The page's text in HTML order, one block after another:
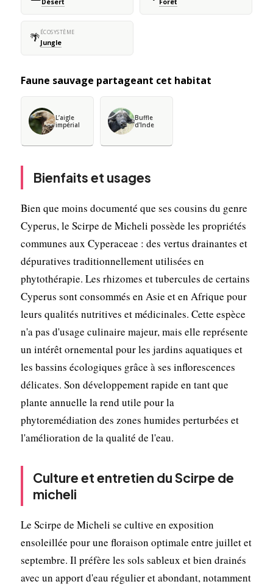
Désert Forêt
🌴ÉCOSYSTÈME
Jungle
Faune sauvage partageant cet habitat
L’aigle
impérial
Buffle
d'Inde
Bienfaits et usages
Bien que moins documenté que ses cousins du genre
Cyperus, le Scirpe de Micheli possède les propriétés
communes aux Cyperaceae : des vertus drainantes et
dépuratives traditionnellement utilisées en
phytothérapie. Les rhizomes et tubercules de certains
Cyperus sont consommés en Asie et en Afrique pour
leurs qualités nutritives et médicinales. Cette espèce
n'a pas d'usage culinaire majeur, mais elle représente
un intérêt ornemental pour les jardins aquatiques et
les bassins écologiques grâce à ses inflorescences
délicates. Son développement rapide en tant que
plante annuelle la rend utile pour la
phytoremédiation des zones humides perturbées et
l'amélioration de la qualité de l'eau.
Culture et entretien du Scirpe de
micheli
Le Scirpe de Micheli se cultive en exposition
ensoleillée pour une floraison optimale entre juillet et
septembre. Il préfère les sols sableux et bien drainés
avec un apport d'eau régulier et abondant, notamment